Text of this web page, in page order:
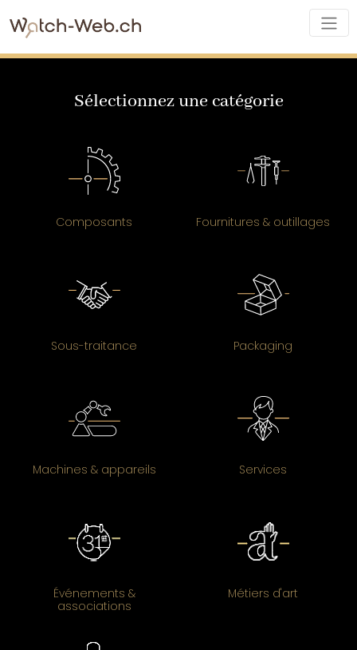
Sélectionnez une catégorie
Composants Fournitures & outillages
Sous-traitance Packaging
Machines & appareils Services
Événements &
associations
Métiers d'art